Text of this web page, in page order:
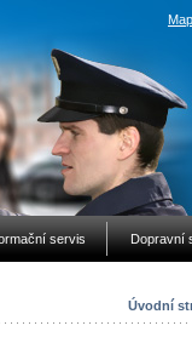
servis Dopravní
Úvodní